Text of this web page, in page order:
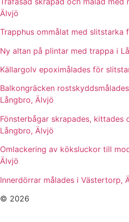
Älvjö
Trapphus ommålat med slitstarka
Ny altan på plintar med trappa i
Källargolv epoximålades för
Balkongräcken
Långbro, Älvjö
Fönsterbågar skrapades, kittades
Långbro, Älvjö
Omlackering av köksluckor till
Älvjö
Innerdörrar målades i Västertorp,
© 2026